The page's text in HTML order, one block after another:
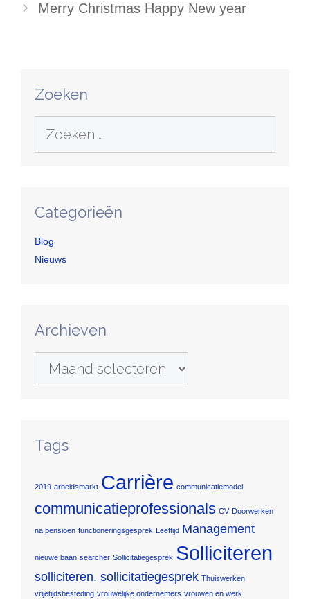
Merry Christmas Happy New year
Zoeken
naar:
Categorieën
Blog
Nieuws
Archieven
Tags
2019 arbeidsmarkt Carrière communicatiemodel
communicatieprofessionals CV Doorwerken
na pensioen functioneringsgesprek Leeftijd Management
nieuwe baan searcher Sollicitatiegesprek Solliciteren
solliciteren. sollicitatiegesprek Thuiswerken
vrijetijdsbesteding vrouwelijke ondernemers vrouwen en werk